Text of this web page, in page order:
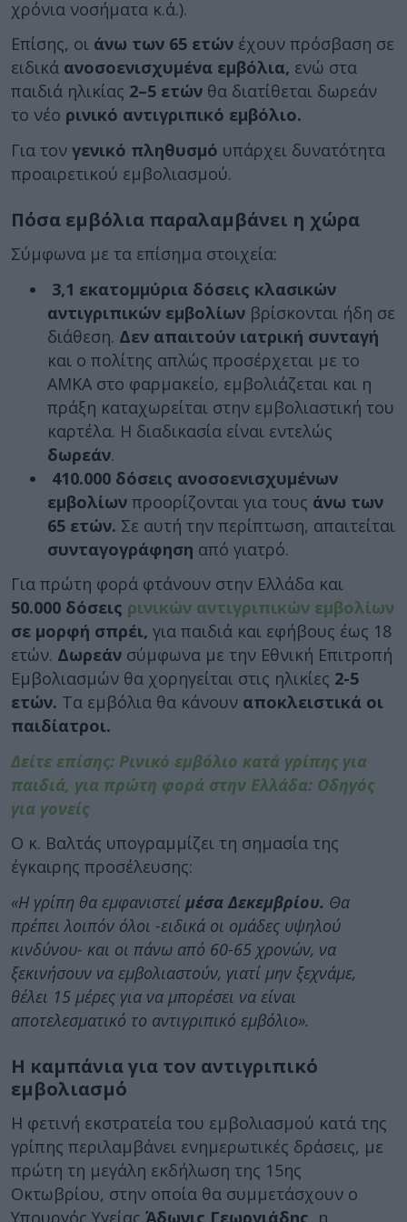
χρόνια νοσήματα κ.ά.).
Επίσης, οι άνω των 65 ετών έχουν πρόσβαση σε
ειδικά ανοσοενισχυμένα εμβόλια, ενώ στα
παιδιά ηλικίας 2–5 ετών θα διατίθεται δωρεάν
το νέο ρινικό αντιγριπικό εμβόλιο.
Για τον γενικό πληθυσμό υπάρχει δυνατότητα
προαιρετικού εμβολιασμού.
Πόσα εμβόλια παραλαμβάνει η χώρα
Σύμφωνα με τα επίσημα στοιχεία:
3,1 εκατομμύρια δόσεις κλασικών
αντιγριπικών εμβολίων βρίσκονται ήδη σε
διάθεση. Δεν απαιτούν ιατρική συνταγή
και ο πολίτης απλώς προσέρχεται με το
ΑΜΚΑ στο φαρμακείο, εμβολιάζεται και η
πράξη καταχωρείται στην εμβολιαστική του
καρτέλα. Η διαδικασία είναι εντελώς
δωρεάν.
410.000 δόσεις ανοσοενισχυμένων
εμβολίων προορίζονται για τους άνω των
65 ετών. Σε αυτή την περίπτωση, απαιτείται
συνταγογράφηση από γιατρό.
Για πρώτη φορά φτάνουν στην Ελλάδα και
50.000 δόσεις ρινικών αντιγριπικών εμβολίων
σε μορφή σπρέι, για παιδιά και εφήβους έως 18
ετών. Δωρεάν σύμφωνα με την Εθνική Επιτροπή
Εμβολιασμών θα χορηγείται στις ηλικίες 2-5
ετών. Τα εμβόλια θα κάνουν αποκλειστικά οι
παιδίατροι.
Δείτε επίσης: Ρινικό εμβόλιο κατά γρίπης για
παιδιά, για πρώτη φορά στην Ελλάδα: Οδηγός
για γονείς
Ο κ. Βαλτάς υπογραμμίζει τη σημασία της
έγκαιρης προσέλευσης:
«Η γρίπη θα εμφανιστεί μέσα Δεκεμβρίου. Θα
πρέπει λοιπόν όλοι -ειδικά οι ομάδες υψηλού
κινδύνου- και οι πάνω από 60-65 χρονών, να
ξεκινήσουν να εμβολιαστούν, γιατί μην ξεχνάμε,
θέλει 15 μέρες για να μπορέσει να είναι
αποτελεσματικό το αντιγριπικό εμβόλιο».
Η καμπάνια για τον αντιγριπικό
εμβολιασμό
Η φετινή εκστρατεία του εμβολιασμού κατά της
γρίπης περιλαμβάνει ενημερωτικές δράσεις, με
πρώτη τη μεγάλη εκδήλωση της 15ης
Οκτωβρίου, στην οποία θα συμμετάσχουν ο
Υπουργός Υγείας Άδωνις Γεωργιάδης, η